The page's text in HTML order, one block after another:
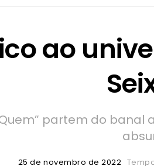
ao
partem do
25 de novembro de 2022